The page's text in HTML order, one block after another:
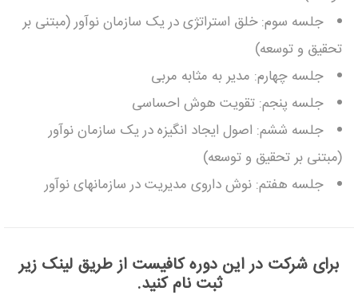
جلسه سوم: خلق استراتژی در یک سازمان نوآور (مبتنی بر
تحقیق و توسعه)
جلسه چهارم: مدیر به مثابه مربی
جلسه پنجم: تقویت هوش احساسی
جلسه ششم: اصول ایجاد انگیزه در یک سازمان نوآور
(مبتنی بر تحقیق و توسعه)
جلسه هفتم: نوش داروی مدیریت در سازمانهای نوآور
برای شرکت در این دوره کافیست از طریق لینک زیر
ثبت نام کنید.